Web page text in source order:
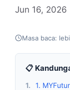
Jun 16, 2026
Masa baca:
📋
1.
1.